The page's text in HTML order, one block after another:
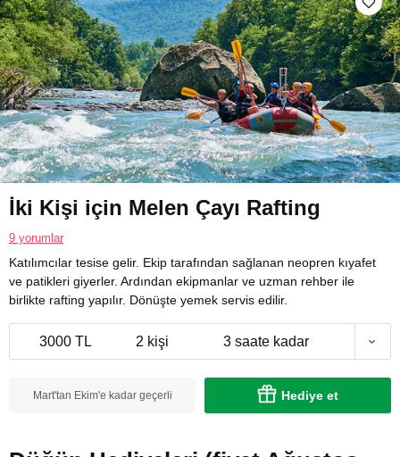
İki Kişi için Melen Çayı Rafting
9 yorumlar
Katılımcılar tesise gelir. Ekip tarafından sağlanan neopren kıyafet
ve patikleri giyerler. Ardından ekipmanlar ve uzman rehber ile
birlikte rafting yapılır. Dönüşte yemek servis edilir.
3000 TL 2 kişi 3 saate kadar
Mart'tan Ekim'e kadar geçerli Hediye et